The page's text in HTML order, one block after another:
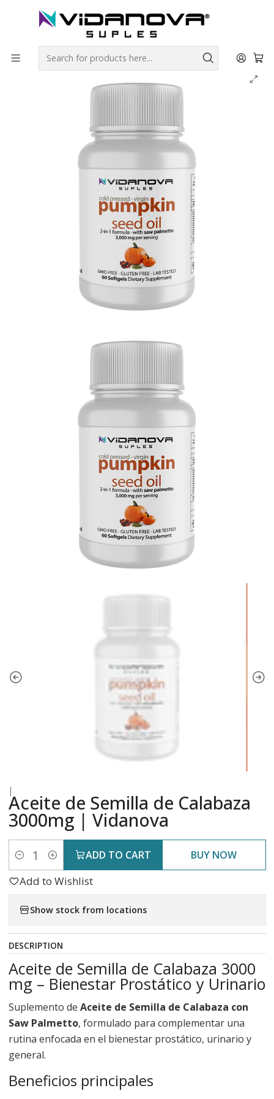
Productos Vidanova® Suples Vitaminas y Minerales
Aceite de Semilla de Calabaza 3000mg | Vidanova
|
Aceite de Semilla de Calabaza
3000mg | Vidanova
Quantity ADD TO CART BUY NOW
Add to Wishlist
Show stock from locations
DESCRIPTION
Aceite de Semilla de Calabaza 3000
mg – Bienestar Prostático y Urinario
Suplemento de Aceite de Semilla de Calabaza con
Saw Palmetto, formulado para complementar una
rutina enfocada en el bienestar prostático, urinario y
general.
Beneficios principales